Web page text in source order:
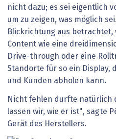
nicht dazu; es sei eigentlich
um zu zeigen, was möglich
Blickrichtung aus
Content wie eine
Drive-through oder eine
Standorte für so ein Display,
und Kunden abholen kann.
Nicht fehlen durfte natürlich
lassen wir, wie er ist", sagte
Gerät des Herstellers.